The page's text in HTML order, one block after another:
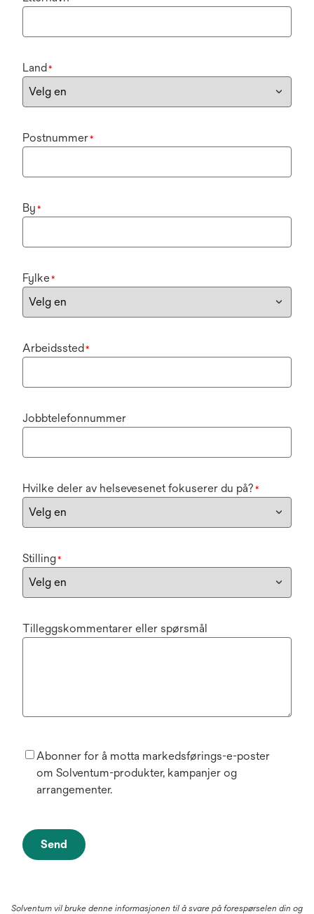
Land*
Postnummer*
By *
Fylke*
Arbeidssted*
Jobbtelefonnummer
Hvilke deler av helsevesenet fokuserer du på? *
Stilling*
Tilleggskommentarer eller spørsmål
Abonner for å motta markedsførings-e-poster
om Solventum-produkter, kampanjer og
arrangementer.
Send
Solventum vil bruke denne informasjonen til å svare på forespørselen din og